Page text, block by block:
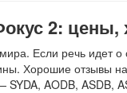
2: цены,
Если речь идет
Хорошие отзывы
AODB, ASDB,